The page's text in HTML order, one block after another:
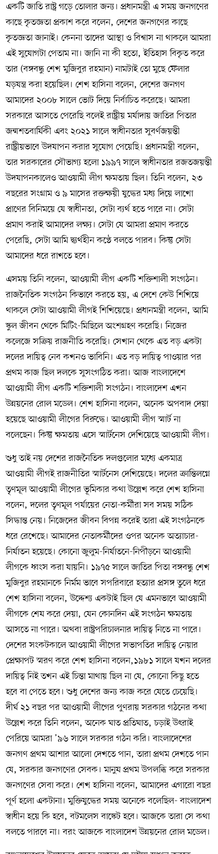
একটি জাতি রাষ্ট্র গড়ে তোলার জন্য। প্রধানমন্ত্রী এ সময় জনগণের
কাছে কৃতজ্ঞতা প্রকাশ করে বলেন, দেশের জনগণের কাছে
কৃতজ্ঞতা জানাই। কেননা তাদের আস্থা ও বিশ্বাস না থাকলে আমরা
এই সুযোগটা পেতাম না। জানি না কী হতো, ইতিহাস বিকৃত করে
তার (বঙ্গবন্ধু শেখ মুজিবুর রহমান) নামটাই তো মুছে ফেলার
ষড়যন্ত্র করা হয়েছিল। শেখ হাসিনা বলেন, দেশের জনগণ
আমাদের ২০০৮ সালে ভোট দিয়ে নির্বাচিত করেছে। আমরা
সরকারে আসতে পেরেছি বলেই রাষ্ট্রীয় মর্যাদায় জাতির পিতার
জন্মশতবার্ষিকী এবং ২০২১ সালে স্বাধীনতার সুবর্ণজয়ন্তী
রাষ্ট্রীয়ভাবে উদযাপন করার সুযোগ পেয়েছি। প্রধানমন্ত্রী বলেন,
তার সরকারের সৌভাগ্য হলো ১৯৯৭ সালে স্বাধীনতার রজতজয়ন্তী
উদযাপনকালেও আওয়ামী লীগ ক্ষমতায় ছিল। তিনি বলেন, ২৩
বছরের সংগ্রাম ও ৯ মাসের রক্তক্ষয়ী যুদ্ধের মধ্য দিয়ে লাখো
প্রাণের বিনিময়ে যে স্বাধীনতা, সেটা ব্যর্থ হতে পারে না। সেটা
প্রমাণ করাই আমাদের লক্ষ্য। সেটা যে আমরা প্রমাণ করতে
পেরেছি, সেটা আমি দ্ব্যর্থহীন কণ্ঠে বলতে পারব। কিন্তু সেটা
আমাদের ধরে রাখতে হবে।
এসময় তিনি বলেন, আওয়ামী লীগ একটি শক্তিশালী সংগঠন।
রাজনৈতিক সংগঠন কিভাবে করতে হয়, এ দেশে কেউ শিখিয়ে
থাকলে সেটা আওয়ামী লীগই শিখিয়েছে। প্রধানমন্ত্রী বলেন, আমি
স্কুল জীবন থেকে মিটিং-মিছিলে অংশগ্রহণ করেছি। নিজের
কলেজে সক্রিয় রাজনীতি করেছি। সেখান থেকে এত বড় একটা
দলের দায়িত্ব নেব কখনও ভাবিনি। এত বড় দায়িত্ব পাওয়ার পর
প্রথম কাজ ছিল দলকে সুসংগঠিত করা। আজ বাংলাদেশে
আওয়ামী লীগ একটি শক্তিশালী সংগঠন। বাংলাদেশ এখন
উন্নয়নের রোল মডেল। শেখ হাসিনা বলেন, অনেক অপবাদ দেয়া
হয়েছে আওয়ামী লীগের বিরুদ্ধে। আওয়ামী লীগ স্মার্ট না
বলেছেন। কিন্তু ক্ষমতায় এসে স্মার্টনেস দেখিয়েছে আওয়ামী লীগ।
শুধু তাই নয় দেশের রাজনৈতিক দলগুলোর মধ্যে একমাত্র
আওয়ামী লীগই রাজনীতির স্মার্টনেস দেখিয়েছে। দলের ক্রান্তিলগ্নে
তৃণমূল আওয়ামী লীগের ভূমিকার কথা উল্লেখ করে শেখ হাসিনা
বলেন, দলের তৃণমূল পর্যায়ের নেতা-কর্মীরা সব সময় সঠিক
সিদ্ধান্ত নেয়। নিজেদের জীবন বিপন্ন করেই তারা এই সংগঠনকে
ধরে রেখেছে। আমাদের নেতাকর্মীদের ওপর অনেক অত্যাচার-
নির্যাতন হয়েছে। কোনো জুলুম-নির্যাতনে-নিপীড়নে আওয়ামী
লীগকে ধ্বংস করা যায়নি। ১৯৭৫ সালে জাতির পিতা বঙ্গবন্ধু শেখ
মুজিবুর রহমানকে নির্মম ভাবে সপরিবারে হত্যার প্রসঙ্গ তুলে ধরে
শেখ হাসিনা বলেন, উদ্দেশ্য একটাই ছিল যে এমনভাবে আওয়ামী
লীগকে শেষ করে দেয়া, যেন কোনদিন এই সংগঠন ক্ষমতায়
আসতে না পারে। অথবা রাষ্ট্রপরিচালনার দায়িত্ব নিতে না পারে।
দেশের সংকটকালে আওয়ামী লীগের সভাপতির দায়িত্ব নেয়ার
প্রেক্ষাপট স্মরণ করে শেখ হাসিনা বলেন,১৯৮১ সালে যখন দলের
দায়িত্ব নিই তখন এই চিন্তা মাথায় ছিল না যে, কোনো কিছু হতে
হবে বা পেতে হবে। শুধু দেশের জন্য কাজ করে যেতে চেয়েছি।
দীর্ঘ ২১ বছর পর আওয়ামী লীগের পুণরায় সরকার গঠনের কথা
উল্লেখ করে তিনি বলেন, অনেক ঘাত প্রতিঘাত, চড়াই উৎরাই
পেরিয়ে আমরা ’৯৬ সালে সরকার গঠন করি। বাংলাদেশের
জনগণ প্রথম আশার আলো দেখতে পান, তারা প্রথম দেখতে পান
যে, সরকার জনগণের সেবক। মানুষ প্রথম উপলব্ধি করে সরকার
জনগণের সেবা করে। শেখ হাসিনা বলেন, আমাদের এগারো বছর
পূর্ণ হলো একটানা। মুক্তিযুদ্ধের সময় অনেকে বলেছিল- বাংলাদেশ
স্বাধীন হয়ে কি হবে, বটমলেস বাস্কেট হবে। আজকে তারা সে কথা
বলতে পারবে না। বরং আজকে বাংলাদেশ উন্নয়নের রোল মডেল।